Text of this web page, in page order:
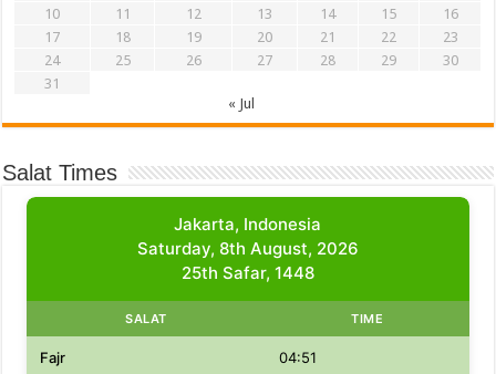
10
11 12 13 14 15
16
17
18 19 20 21 22
23
24
25 26 27 28 29
30
31
« Jul
Salat Times
Jakarta, Indonesia
Saturday, 8th August, 2026
25th Safar, 1448
SALAT TIME
Fajr 04:51